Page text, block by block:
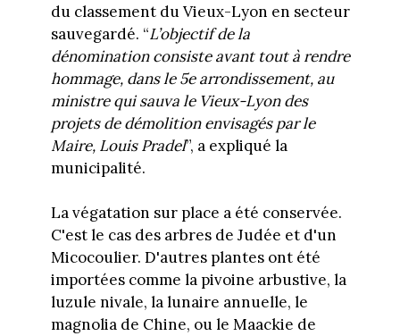
du classement du Vieux-Lyon en secteur
sauvegardé. “L’objectif de la
dénomination consiste avant tout à rendre
hommage, dans le 5e arrondissement, au
ministre qui sauva le Vieux-Lyon des
projets de démolition envisagés par le
Maire, Louis Pradel”, a expliqué la
municipalité.
La végatation sur place a été conservée.
C'est le cas des arbres de Judée et d'un
Micocoulier. D'autres plantes ont été
importées comme la pivoine arbustive, la
luzule nivale, la lunaire annuelle, le
magnolia de Chine, ou le Maackie de